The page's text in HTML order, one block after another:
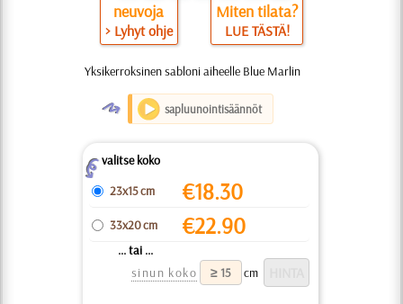
neuvoja
> Lyhyt ohje
Miten tilata?
LUE TÄSTÄ!
Yksikerroksinen sabloni aiheelle Blue Marlin
O sapluunointisäännöt
Zvalitse koko
23x15 cm
€18.30
33x20 cm €22.90
... tai ...
sinun koko
cm